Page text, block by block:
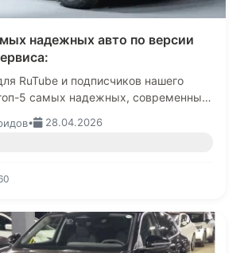
надежных авто по версии
RuTube и подписчиков нашего
5 самых надежных, современных
года?-именно этот вопрос мы
от наших …
•
28.04.2026